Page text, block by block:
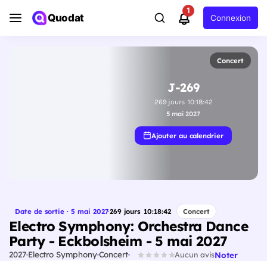
Quodat
1
Connexion
Concert
J-269
269 jours 10:18:41
5 mai 2027
Ajouter au calendrier
Date de sortie · 5 mai 2027·269 jours 10:18:41 Concert
Electro Symphony: Orchestra Dance
Party - Eckbolsheim - 5 mai 2027
2027Electro SymphonyConcert Aucun avisNoter